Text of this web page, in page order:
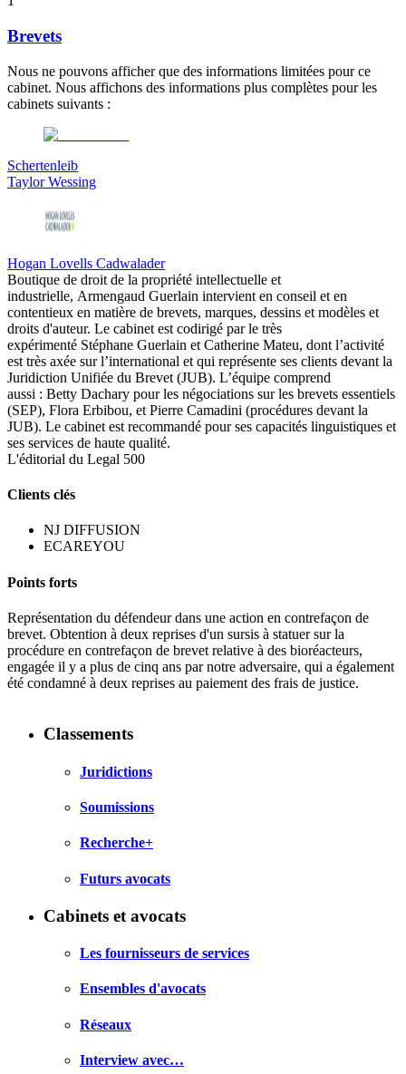
Brevets
Nous ne pouvons afficher que des informations limitées pour ce
cabinet. Nous affichons des informations plus complètes pour les
cabinets suivants :
Schertenleib
Taylor Wessing
Hogan Lovells Cadwalader
Boutique de droit de la propriété intellectuelle et
industrielle, Armengaud Guerlain intervient en conseil et en
contentieux en matière de brevets, marques, dessins et modèles et
droits d'auteur. Le cabinet est codirigé par le très
expérimenté Stéphane Guerlain et Catherine Mateu, dont l’activité
est très axée sur l’international et qui représente ses clients devant la
Juridiction Unifiée du Brevet (JUB). L’équipe comprend
aussi : Betty Dachary pour les négociations sur les brevets essentiels
(SEP), Flora Erbibou, et Pierre Camadini (procédures devant la
JUB). Le cabinet est recommandé pour ses capacités linguistiques et
ses services de haute qualité.
L'éditorial du Legal 500
Clients clés
NJ DIFFUSION
ECAREYOU
Points forts
Représentation du défendeur dans une action en contrefaçon de
brevet. Obtention à deux reprises d'un sursis à statuer sur la
procédure en contrefaçon de brevet relative à des bioréacteurs,
engagée il y a plus de cinq ans par notre adversaire, qui a également
été condamné à deux reprises au paiement des frais de justice.
Classements
Juridictions
Soumissions
Recherche+
Futurs avocats
Cabinets et avocats
Les fournisseurs de services
Ensembles d'avocats
Réseaux
Interview avec…